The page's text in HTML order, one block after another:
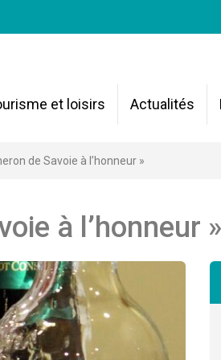
et loisirs Actualités
de Savoie à l’honneur »
à l’honneur »